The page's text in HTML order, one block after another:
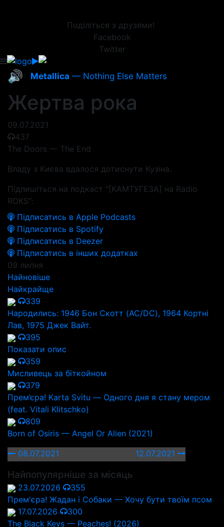
Поділіться з друзями!
Facebook
Twitter
🔊 Metallica — Nothing Else Matters
Жертва рока
09.07.2021
437
The Doors — The End
Владу з Києва вдалося дотиснути Кузіна.
Підпишіться на подкаст "[КАМТУГЕЗА] на Radio
ROKS":
Підписатись в Apple Podcasts
Підписатись в Spotify
Підписатись в Deezer
Підписатись в інших додатках
09 липня
Найновіше
Найкрайще
339
Народились: 1946 Бон Скотт (AC/DC), 1964 Кортні
Лав, 1975 Джек Вайт.
395
Показати опис
359
Мисливець за біткойном
379
Прем’єра! Karta Svitu — Одного дня я стану мером
(feat. Vitali Klitschko)
809
Born of Osiris — Angel Or Alien (2021)
08.07.2021
12.07.2021
Найпопулярніше за місяць
23.07.2026
355
Прем'єра! Жадан і Собаки — Хочу бути твоїм псом
17.07.2026
300
The Black Keys — Peaches! (2026)